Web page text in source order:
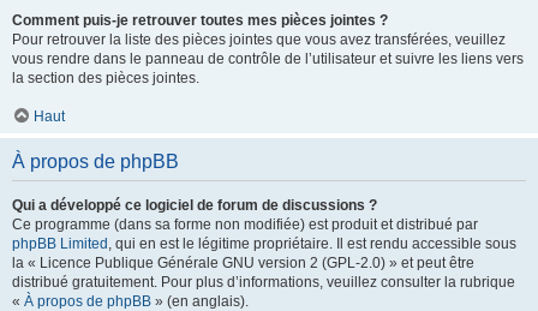
Comment puis-je retrouver toutes mes pièces jointes ?
Pour retrouver la liste des pièces jointes que vous avez transférées, veuillez
vous rendre dans le panneau de contrôle de l’utilisateur et suivre les liens vers
la section des pièces jointes.
Haut
À propos de phpBB
Qui a développé ce logiciel de forum de discussions ?
Ce programme (dans sa forme non modifiée) est produit et distribué par
phpBB Limited , qui en est le légitime propriétaire. Il est rendu accessible sous
la « Licence Publique Générale GNU version 2 (GPL-2.0) » et peut être
distribué gratuitement. Pour plus d’informations, veuillez consulter la rubrique
« À propos de phpBB » (en anglais).